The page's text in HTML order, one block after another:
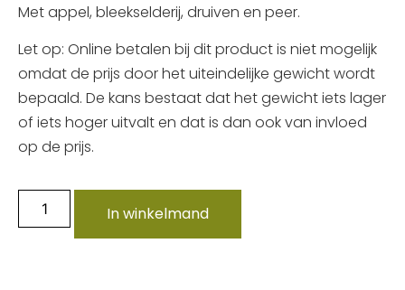
Met appel, bleekselderij, druiven en peer.
Let op: Online betalen bij dit product is niet mogelijk
omdat de prijs door het uiteindelijke gewicht wordt
bepaald. De kans bestaat dat het gewicht iets lager
of iets hoger uitvalt en dat is dan ook van invloed
op de prijs.
In winkelmand